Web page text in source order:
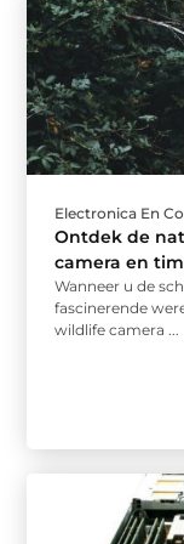
Electronica En
Ontdek de
camera en
Wanneer u de
fascinerende
wildlife camera ...